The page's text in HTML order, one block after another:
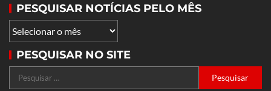
PESQUISAR NOTÍCIAS PELO MÊS
PESQUISAR NO SITE